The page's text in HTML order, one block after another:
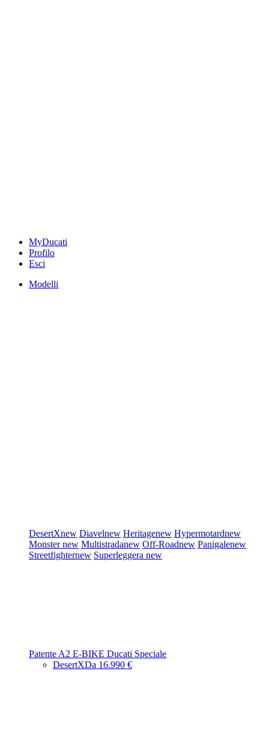
MyDucati
Profilo
Esci
Modelli
DesertXnew Diavelnew Heritagenew Hypermotardnew
Monsternew Multistradanew Off-Roadnew Panigalenew
Streetfighternew Superleggera new
Patente A2 E-BIKE Ducati Speciale
DesertXDa 16.990 €